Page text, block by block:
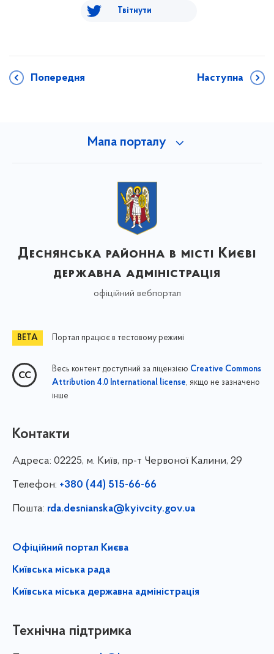
Твітнути
Попередня Наступна
Мапа порталу
Деснянська районна в місті Києві
державна адміністрація
офіційний вебпортал
Портал працює в тестовому режимі
Весь контент доступний за ліцензією Creative Commons
Attribution 4.0 International license, якщо не зазначено
інше
Контакти
Адреса: 02225, м. Київ, пр-т Червоної Калини, 29
Телефон: +380 (44) 515-66-66
Пошта: rda.desnianska@kyivcity.gov.ua
Офіційний портал Києва
Київська міська рада
Київська міська державна адміністрація
Технічна підтримка